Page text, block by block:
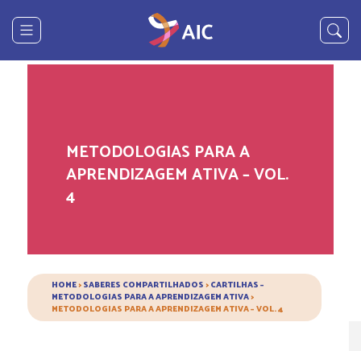
METODOLOGIAS PARA A
APRENDIZAGEM ATIVA – VOL.
4
HOME>SABERES COMPARTILHADOS>CARTILHAS –
METODOLOGIAS PARA A APRENDIZAGEM ATIVA>
METODOLOGIAS PARA A APRENDIZAGEM ATIVA – VOL. 4